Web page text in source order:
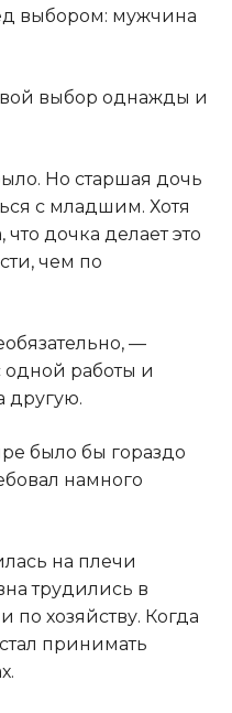
выбором: мужчина
выбор однажды и
Но старшая дочь
с младшим. Хотя
дочка делает это
чем по
—
одной работы и
другую.
было бы гораздо
намного
на плечи
трудились в
по хозяйству. Когда
принимать